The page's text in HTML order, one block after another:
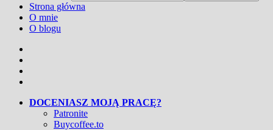
Strona główna
O mnie
O blogu
DOCENIASZ MOJĄ PRACĘ?
Patronite
Buycoffee.to